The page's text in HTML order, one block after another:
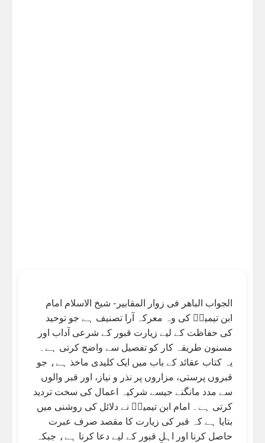
الجواب الباھر فی زوار المقابیر- شیخ الاسلام امام
ابن تیمیہؒ کی وہ معرکہ آرا تصنیف ہے جو توحید
کی حفاظت کے لیے زیارت قبور کے شرعی آداب اور
مسنون طریقہ کار کو تفصیل سے واضح کرتی ہے۔
یہ کتاب عقائد کے باب میں ایک کلیدی ماخذ ہے، جو
قبروں پرستی، مزاروں پر نذر و نیاز، اور قبر والوں
سے مدد مانگنے جیسے شرکیہ اعمال کی سخت تردید
کرتی ہے۔ امام ابن تیمیہؒ نے دلائل کی روشنی میں
بتایا ہے کہ قبر کی زیارت کا مقصد صرف عبرت
حاصل کرنا اور اہلِ قبور کے لیے دعا کرنا ہے، جبکہ